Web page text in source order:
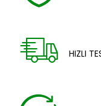
HIZLI